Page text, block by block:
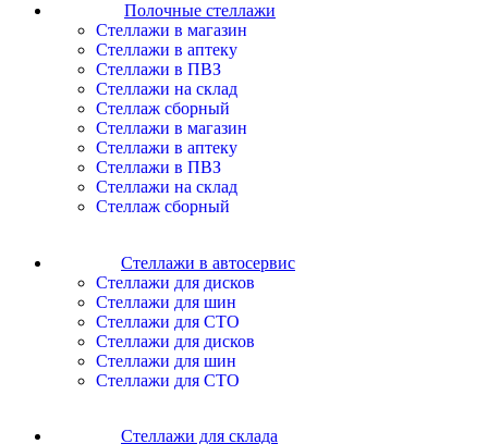
Полочные стеллажи
Cтеллажи в магазин
Cтеллажи в аптеку
Cтеллажи в ПВЗ
Cтеллажи на склад
Стеллаж сборный
Cтеллажи в магазин
Cтеллажи в аптеку
Cтеллажи в ПВЗ
Cтеллажи на склад
Стеллаж сборный
Стеллажи в автосервис
Cтеллажи для дисков
Cтеллажи для шин
Cтеллажи для СТО
Cтеллажи для дисков
Cтеллажи для шин
Cтеллажи для СТО
Стеллажи для склада